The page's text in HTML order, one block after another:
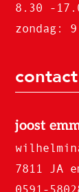
8.30 -
zondag:
contact
joost
7811 JA
0591-